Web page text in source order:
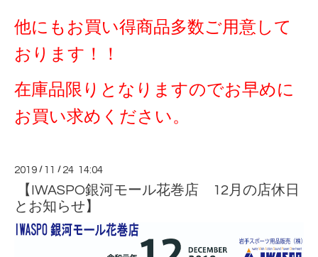
他にもお買い得商品多数ご用意して
おります！！
在庫品限りとなりますのでお早めに
お買い求めください。
2019 / 11 / 24 14:04
【IWASPO銀河モール花巻店 12月の店休日
とお知らせ】